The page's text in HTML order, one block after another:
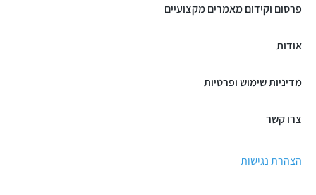
פרסום וקידום מאמרים מקצועיים
אודות
מדיניות שימוש ופרטיות
צרו קשר
הצהרת נגישות